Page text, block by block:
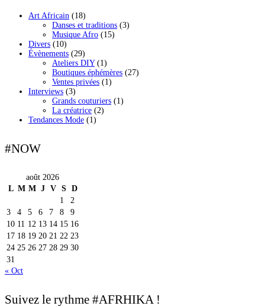
Art Africain (18)
Danses et traditions (3)
Musique Afro (15)
Divers (10)
Évènements (29)
Ateliers DIY (1)
Boutiques éphémères (27)
Ventes privées (1)
Interviews (3)
Grands couturiers (1)
La créatrice (2)
Tendances Mode (1)
#NOW
août 2026
L M M J V S D
1
2
3
4 5 6 7 8
9
10 11 12 13 14 15 16
17 18 19 20 21 22 23
24 25 26 27 28 29 30
31
« Oct
Suivez le rythme #AFRHIKA !